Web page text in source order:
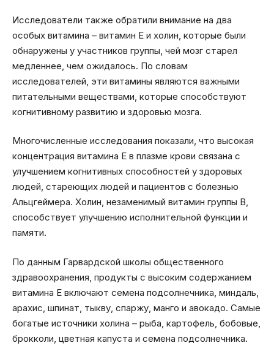
Исследователи также обратили внимание на два
особых витамина – витамин Е и холин, которые были
обнаружены у участников группы, чей мозг старел
медленнее, чем ожидалось. По словам
исследователей, эти витамины являются важными
питательными веществами, которые способствуют
когнитивному развитию и здоровью мозга.
Многочисленные исследования показали, что высокая
концентрация витамина Е в плазме крови связана с
улучшением когнитивных способностей у здоровых
людей, стареющих людей и пациентов с болезнью
Альцгеймера. Холин, незаменимый витамин группы В,
способствует улучшению исполнительной функции и
памяти.
По данным Гарвардской школы общественного
здравоохранения, продукты с высоким содержанием
витамина Е включают семена подсолнечника, миндаль,
арахис, шпинат, тыкву, спаржу, манго и авокадо. Самые
богатые источники холина – рыба, картофель, бобовые,
брокколи, цветная капуста и семена подсолнечника.